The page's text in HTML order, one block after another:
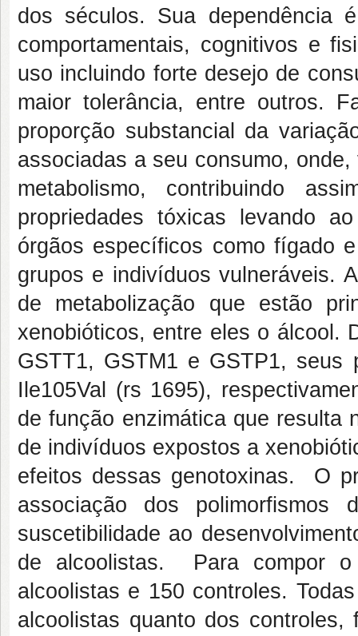
dos séculos. Sua dependência
comportamentais, cognitivos e
uso incluindo forte desejo de
maior tolerância, entre outros.
proporção substancial da
associadas a seu consumo,
metabolismo, contribuindo
propriedades tóxicas levando
órgãos específicos como fígado
grupos e indivíduos vulneráveis.
de metabolização que estão
xenobióticos, entre eles o álcool.
GSTT1, GSTM1 e GSTP1, seus
Ile105Val (rs 1695),
de função enzimática que resulta
de indivíduos expostos a
efeitos dessas genotoxinas. O
associação dos
suscetibilidade ao
de alcoolistas. Para compor o
alcoolistas e 150 controles.
alcoolistas quanto dos